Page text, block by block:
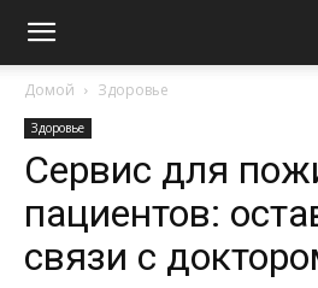
Домой Здоровье
Здоровье
Сервис для
пациентов:
связи с